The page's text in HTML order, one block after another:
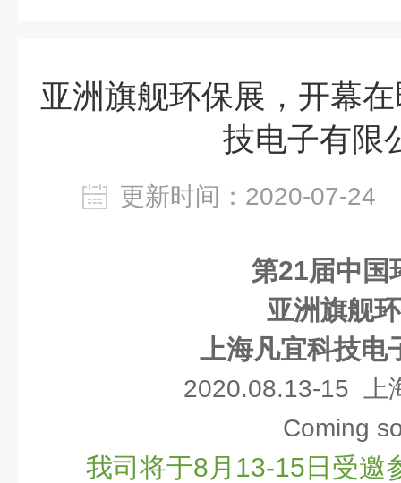
亚洲旗舰环保展，开幕
技电子有限
更新时间：2020-07-
第21届中国
亚洲旗舰
上海凡宜科技电
2020.08.13-15 上
Coming
我司将于8月13-15日受邀